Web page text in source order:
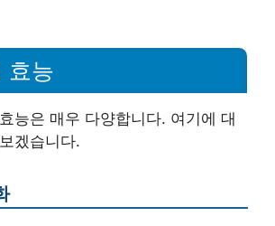
효능
능은 매우 다양합니다. 여기에 대
겠습니다.